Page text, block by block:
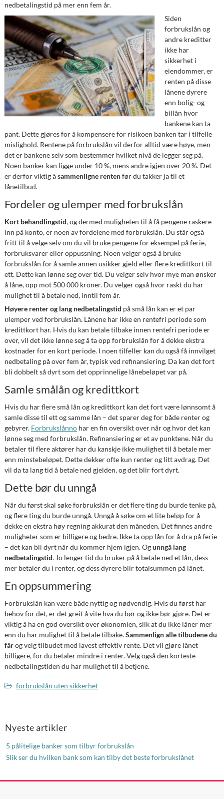
nedbetalingstid på mer enn fem år.
Siden
forbrukslån og
andre kreditter
ikke har
sikkerhet i
eiendommer, er
renten på disse
lånene dyrere
enn bolig- og
billån hvor
bankene kan ta
pant. Dette gjøres for å kompensere for risikoen banken tar i tilfelle
mislighold. Rentene på forbrukslån vil derfor alltid være høye, men
det er bankene selv som bestemmer hvilket nivå de legger seg på.
Noen banker kan ligge under 10 %, mens andre igjen over 20 %. Det
er derfor viktig åsammenligne rentenfør du takker ja til et
lånetilbud.
Fordeler og ulemper med forbrukslån
Kort behandlingstid, og dermed muligheten til å få pengene raskere
inn på konto, er noen av fordelene med forbrukslån. Du står også
fritt til å velge selv om du vil bruke pengene for eksempel på ferie,
forbruksvarer eller oppussning. Noen velger også å bruke
forbrukslån for å samle annen usikker gjeld eller flere kredittkort til
ett. Dette kan lønne seg over tid. Du velger selv hvor mye man ønsker
å låne, opp mot 500 000 kroner. Du velger også hvor raskt du har
mulighet til å betale ned, inntil fem år.
Høyere renter og lang nedbetalingstid på små lån kan er et par
ulemper ved forbrukslån. Lånene har ikke en rentefri periode som
kredittkort har. Hvis du kan betale tilbake innen rentefri periode er
over, vil det ikke lønne seg å ta opp forbrukslån for å dekke ekstra
kostnader for en kort periode. I noen tilfeller kan du også få innvilget
nedbetaling på over fem år, typisk ved refinansiering. Da kan det fort
bli dobbelt så dyrt som det opprinnelige lånebeløpet var på.
Samle smålån og kredittkort
Hvis du har flere små lån og kredittkort kan det fort være lønnsomt å
samle disse til ett og samme lån – det sparer deg for både renter og
gebyrer. Forbrukslånnohar en fin oversikt over når og hvor det kan
lønne seg med forbrukslån. Refinansiering er et av punktene. Når du
betaler til flere aktører har du kanskje ikke mulighet til å betale mer
enn minstebeløpet. Dette dekker ofte kun renter og litt avdrag. Det
vil da ta lang tid å betale ned gjelden, og det blir fort dyrt.
Dette bør du unngå
Når du først skal søke forbrukslån er det flere ting du burde tenke på,
og flere ting du burde unngå. Unngå å søke om et lite beløp for å
dekke en ekstra høy regning akkurat den måneden. Det finnes andre
muligheter som er billigere og bedre. Ikke ta opp lån for å dra på ferie
– det kan bli dyrt når du kommer hjem igjen. Ogunngå lang
nedbetalingstid. Jo lenger tid du bruker på å betale ned et lån, dess
mer betaler du i renter, og dess dyrere blir totalsummen på lånet.
En oppsummering
Forbrukslån kan være både nyttig og nødvendig. Hvis du først har
behov for det, er det greit å vite hva du bør og ikke bør gjøre. Det er
viktig å ha en god oversikt over økonomien, slik at du ikke låner mer
enn du har mulighet til å betale tilbake.Sammenlign alle tilbudene du
fårog velg tilbudet med lavest effektiv rente. Det vil gjøre lånet
billigere, for du betaler mindre i renter. Velg også den korteste
nedbetalingstiden du har mulighet til å betjene.
forbrukslån uten sikkerhet
Nyeste artikler
5 pålitelige banker som tilbyr forbrukslån
Slik ser du hvilken bank som kan tilby det beste forbrukslånet